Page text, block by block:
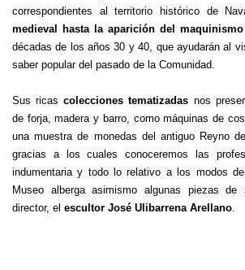
correspondientes al territorio histórico de
medieval hasta la aparición del
décadas de los años 30 y 40, que ayudarán al
saber popular del pasado de la Comunidad.
Sus ricascolecciones tematizadas nos
de forja, madera y barro, como máquinas de
una muestra de monedas del antiguo Reyno
gracias a los cuales conoceremos las
indumentaria y todo lo relativo a los modos
Museo alberga asimismo algunas piezas
director, el escultor José Ulibarrena Arellano.